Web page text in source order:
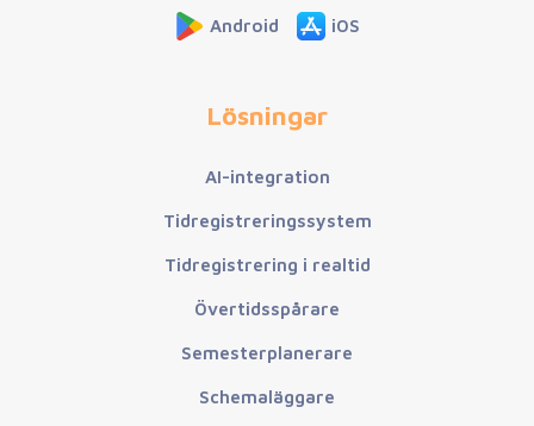
Android iOS
Lösningar
AI-integration
Tidregistreringssystem
Tidregistrering i realtid
Övertidsspårare
Semesterplanerare
Schemaläggare